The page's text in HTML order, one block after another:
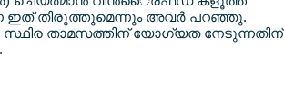
ഇത് തിരുത്തുമെന്നും അവര്‍ പറഞ്ഞു.
താമസത്തിന് യോഗ്യത നേടുന്നതിന്